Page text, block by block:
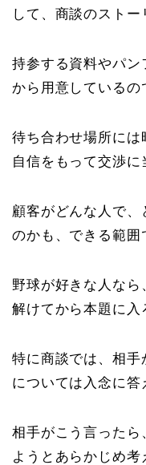
して、商談のストー
持参する資料やパン
から用意しているの
待ち合わせ場所には
自信をもって交渉に
顧客がどんな人で
のかも、できる範囲
野球が好きな人なら
解けてから本題に入
特に商談では、相手
については入念に答
相手がこう言ったら
ようとあらかじめ考